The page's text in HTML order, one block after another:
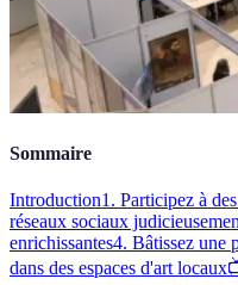
Sommaire
Introduction1. Participez à
réseaux sociaux
enrichissantes4. Bâtissez une
dans des espaces d'art locaux